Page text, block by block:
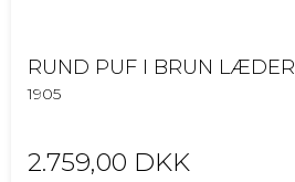
RUND PUF I BRUN LÆDER
1905
2.759,00 DKK